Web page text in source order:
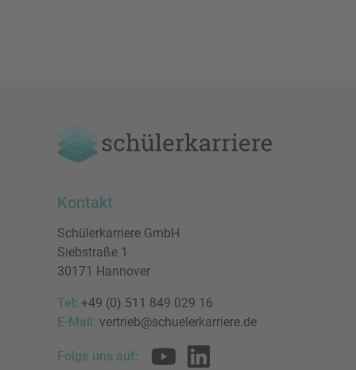
Kontakt
Schülerkarriere GmbH
Siebstraße 1
30171 Hannover
Tel: +49 (0) 511 849 029 16
E-Mail: vertrieb@schuelerkarriere.de
Folge uns auf: